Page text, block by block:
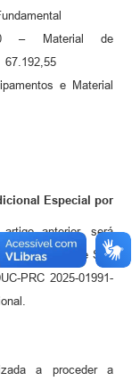
de
e Material
Especial por
anterior, será
do Estado de São
PRC 2025-01991-
a proceder a